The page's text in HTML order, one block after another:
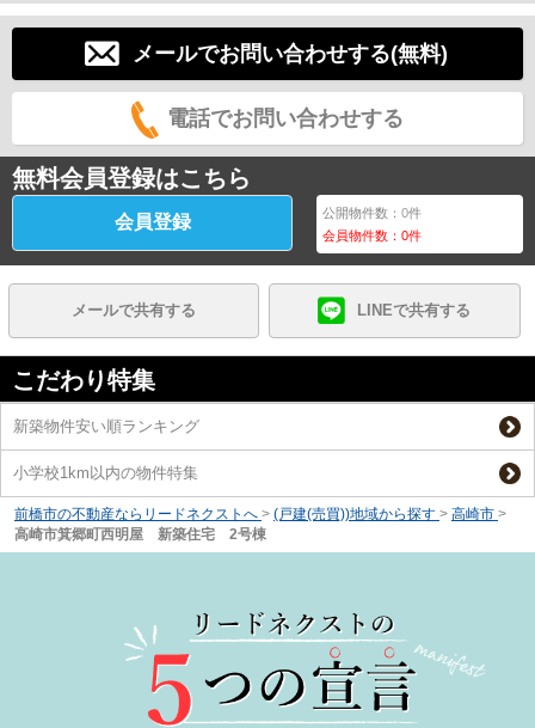
メールでお問い合わせする(無料)
電話でお問い合わせする
無料会員登録はこちら
会員登録 公開物件数：0件
会員物件数：0件
メールで共有する LINEで共有する
こだわり特集
新築物件安い順ランキング
小学校1km以内の物件特集
前橋市の不動産ならリードネクストへ > (戸建(売買))地域から探す > 高崎市 >
高崎市箕郷町西明屋 新築住宅 2号棟